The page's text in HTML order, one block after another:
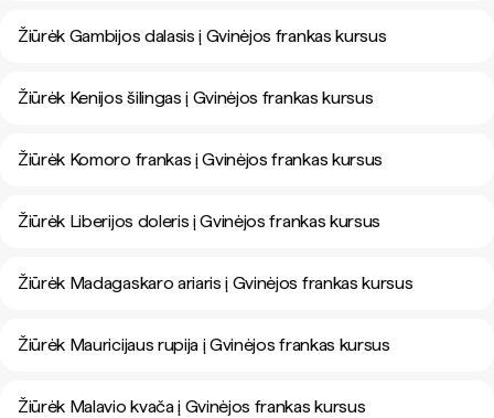
Žiūrėk Gambijos dalasis į Gvinėjos frankas kursus
Žiūrėk Kenijos šilingas į Gvinėjos frankas kursus
Žiūrėk Komoro frankas į Gvinėjos frankas kursus
Žiūrėk Liberijos doleris į Gvinėjos frankas kursus
Žiūrėk Madagaskaro ariaris į Gvinėjos frankas kursus
Žiūrėk Mauricijaus rupija į Gvinėjos frankas kursus
Žiūrėk Malavio kvača į Gvinėjos frankas kursus